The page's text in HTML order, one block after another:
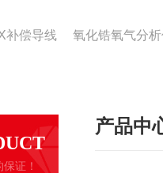
补偿导线 氧化锆氧气分
保证！
产品中